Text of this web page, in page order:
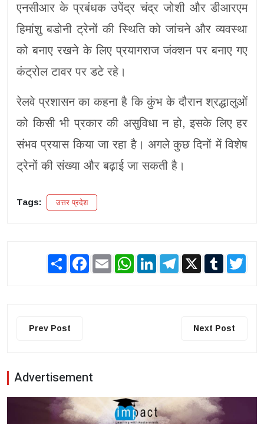
एनसीआर के प्रबंधक उपेंद्र चंद्र जोशी और डीआरएम
हिमांशु बडोनी ट्रेनों की स्थिति को जांचने और व्यवस्था
को बनाए रखने के लिए प्रयागराज जंक्शन पर बनाए गए
कंट्रोल टावर पर डटे रहे।
रेलवे प्रशासन का कहना है कि कुंभ के दौरान श्रद्धालुओं
को किसी भी प्रकार की असुविधा न हो, इसके लिए हर
संभव प्रयास किया जा रहा है। अगले कुछ दिनों में विशेष
ट्रेनों की संख्या और बढ़ाई जा सकती है।
Tags: उत्तर प्रदेश
Share Facebook
Email WhatsAppLinkedInTelegram
X Tumblr
Prev Post Next Post
Advertisement